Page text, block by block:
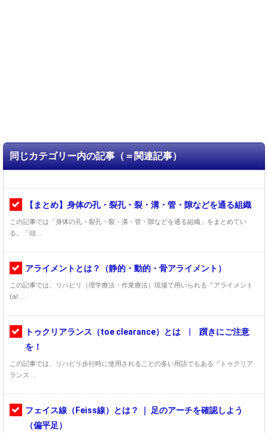
同じカテゴリー内の記事（＝関連記事）
【まとめ】身体の孔・裂孔・裂・溝・管・隙などを通る組織
この記事では「身体の孔・裂孔・裂・溝・管・隙などを通る組織」をまとめてい
る。「頭 ...
アライメントとは？（静的・動的・骨アライメント）
この記事では、リハビリ（理学療法・作業療法）現場で用いられる『アライメント
(al ...
トゥクリアランス（toe clearance）とは | 躓きにご注意
を！
この記事では、リハビリ歩行時に使用されることの多い用語でもある『トゥクリア
ランス ...
フェイス線（Feiss線）とは？ ｜ 足のアーチを確認しよう
（偏平足）